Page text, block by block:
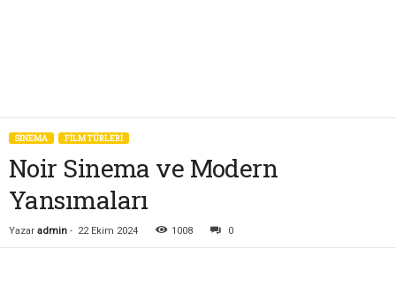
SİNEMA FILM TÜRLERI
Noir Sinema ve Modern
Yansımaları
Yazar admin - 22 Ekim 2024 1008 0